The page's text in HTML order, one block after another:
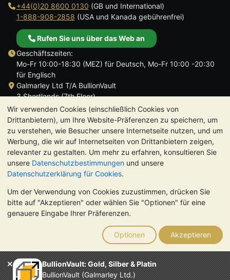
Wir verwenden Cookies (einschließlich Cookies von
Drittanbietern), um Ihre Website-Präferenzen zu speichern, um
zu verstehen, wie Besucher unsere Internetseite nutzen, und um
Werbung, die wir auf Internetseiten von Drittanbietern zeigen,
relevanter zu gestalten. Um mehr zu erfahren, konsultieren Sie
unsere Datenschutzbestimmungen und unsere
Datenschutzerklärung für Cookies.
Um der Verwendung von Cookies zuzustimmen, drücken Sie
bitte auf "Akzeptieren" oder wählen Sie "Optionen" für eine
genauere Eingabe Ihrer Präferenzen.
Optionen Akzeptieren
BullionVault: Gold, Silber & Platin
BullionVault (Galmarley Ltd.)
+44(0)20 8600 0130 (GB und International)
1-888-908-2858 (USA und Kanada gebührenfrei)
Rufen Sie uns über das Web an
Geschäftszeiten:
Mo-Fr 10:00-18:30 (MEZ) für Deutsch, Mo-Fr 10:00 -20:30
für Englisch
Galmarley Ltd T/A BullionVault
3 Shortlands (7th Floor)
Hammersmith
London
W6 8DA
Großbritannien
TrustScore 4.8 | 724 Bewertungen
BITTE BEACHTEN SIE: Der Wert von Edelmetallen kann sowohl
steigen als auch fallen. Historische Trends sind keine Garantie
für zukünftige Preisentwicklungen. Nichts auf den Webseiten
von BullionVault oder in der Kommunikation stellt eine
Anlageberatung dar. Sie sollten sich von einem Fachmann
beraten lassen, um zu sehen, ob der Besitz von Edelmetallen
das Richtige für Sie ist.
Galmarley Ltd. (Handelsname BullionVault) ist registriert in